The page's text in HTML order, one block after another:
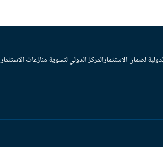
لضمان الاستثمارالمركز الدولي لتسوية منازعات الاستثمار